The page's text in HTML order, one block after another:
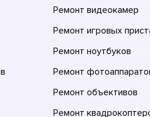
Ремонт видеокамер
Ремонт игровых
Ремонт ноутбуков
Ремонт
Ремонт объективов
Ремонт